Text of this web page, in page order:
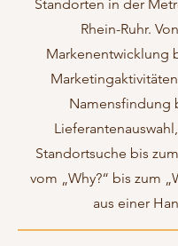
Standorten in der
Rhein-Ruhr.
Markenentwicklung
Namensfindung
Standortsuche bis
vom „Why?“ bis zum
aus einer